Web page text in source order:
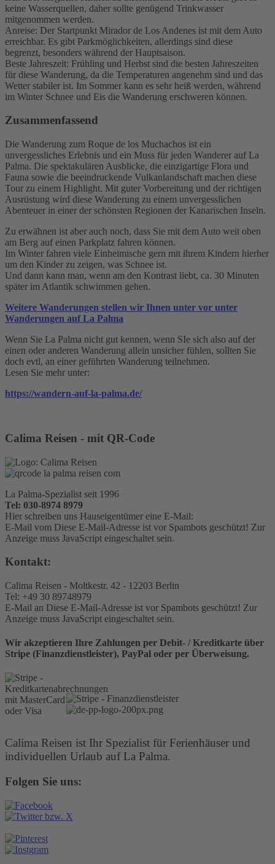
keine Wasserquellen, daher sollte genügend Trinkwasser
mitgenommen werden.
Anreise: Der Startpunkt Mirador de Los Andenes ist mit dem Auto
erreichbar. Es gibt Parkmöglichkeiten, allerdings sind diese
begrenzt, besonders während der Hauptsaison.
Beste Jahreszeit: Frühling und Herbst sind die besten Jahreszeiten
für diese Wanderung, da die Temperaturen angenehm sind und das
Wetter stabiler ist. Im Sommer kann es sehr heiß werden, während
im Winter Schnee und Eis die Wanderung erschweren können.
Zusammenfassend
Die Wanderung zum Roque de los Muchachos ist ein
unvergessliches Erlebnis und ein Muss für jeden Wanderer auf La
Palma. Die spektakulären Ausblicke, die einzigartige Flora und
Fauna sowie die beeindruckende Vulkanlandschaft machen diese
Tour zu einem Highlight. Mit guter Vorbereitung und der richtigen
Ausrüstung wird diese Wanderung zu einem unvergesslichen
Abenteuer in einer der schönsten Regionen der Kanarischen Inseln.
Zu erwähnen ist aber auch noch, dass Sie mit dem Auto weit oben
am Berg auf einen Parkplatz fahren können.
Im Winter fahren viele Einheimische gern mit ihrem Kindern hierher
um den Kinder zu zeigen, was Schnee ist.
Und dann kann man, wenn am den Kontrast liebt, ca. 30 Minuten
später im Atlantik schwimmen gehen.
Weitere Wanderungen stellen wir Ihnen unter vor unter
Wanderungen auf La Palma
Wenn Sie La Palma nicht gut kennen, wenn SIe sich also auf der
einen oder anderen Wanderung allein unsicher fühlen, sollten Sie
doch evtl, an einer geführten Wanderung teilnehmen.
Lesen Sie mehr unter:
https://wandern-auf-la-palma.de/
Calima Reisen - mit QR-Code
La Palma-Spezialist seit 1996
Tel: 030-8974 8979
Hier schreiben uns Hauseigentümer eine E-Mail:
E-Mail vom Diese E-Mail-Adresse ist vor Spambots geschützt! Zur
Anzeige muss JavaScript eingeschaltet sein.
Kontakt:
Calima Reisen - Moltkestr. 42 - 12203 Berlin
Tel: +49 30 89748979
E-Mail an Diese E-Mail-Adresse ist vor Spambots geschützt! Zur
Anzeige muss JavaScript eingeschaltet sein.
Wir akzeptieren Ihre Zahlungen per Debit- / Kreditkarte über
Stripe (Finanzdienstleister), PayPal oder per Überweisung.
Calima Reisen ist Ihr Spezialist für Ferienhäuser und
individuellen Urlaub auf La Palma.
Folgen Sie uns: